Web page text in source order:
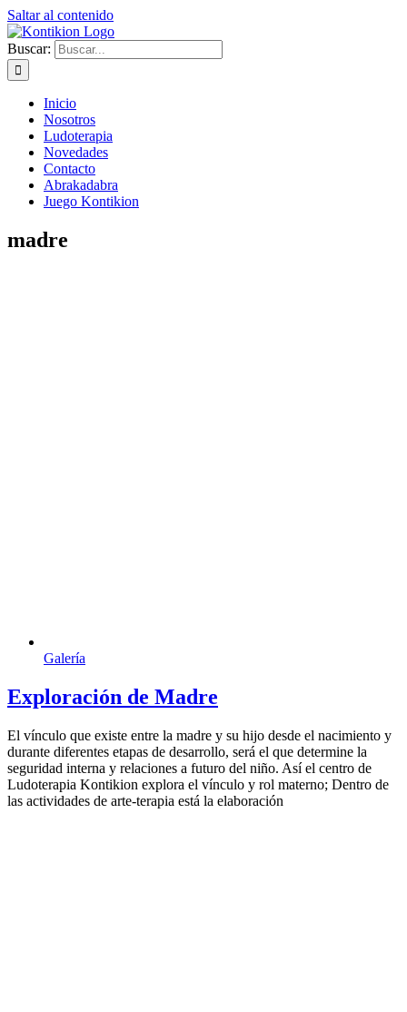
Saltar al contenido
Buscar:
Inicio
Nosotros
Ludoterapia
Novedades
Contacto
Abrakadabra
Juego Kontikion
madre
Galería
Exploración de Madre
El vínculo que existe entre la madre y su hijo desde el nacimiento y
durante diferentes etapas de desarrollo, será el que determine la
seguridad interna y relaciones a futuro del niño. Así el centro de
Ludoterapia Kontikion explora el vínculo y rol materno; Dentro de
las actividades de arte-terapia está la elaboración